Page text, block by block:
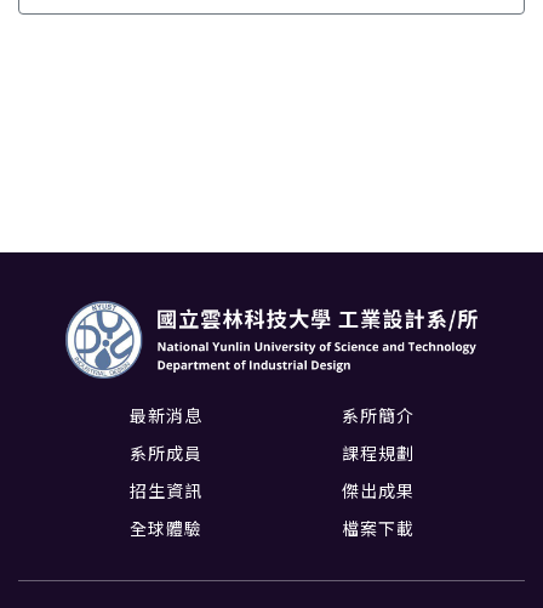
最新消息
系所簡介
系所成員
課程規劃
招生資訊
傑出成果
全球體驗
檔案下載